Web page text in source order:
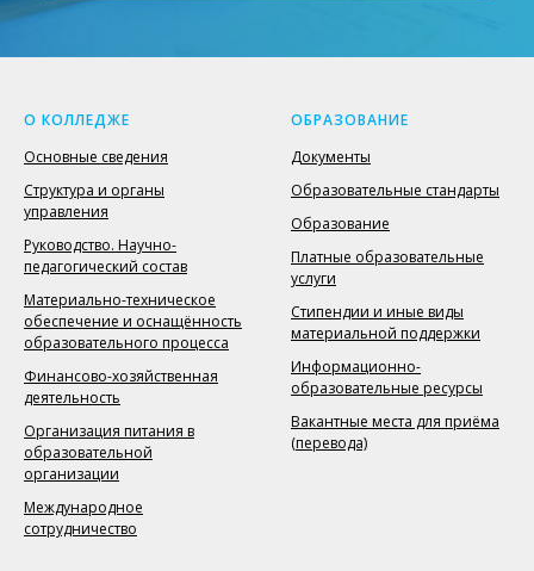
О КОЛЛЕДЖЕ
Основные сведения
Структура и органы
управления
Руководство. Научно-
педагогический состав
Материально-техническое
обеспечение и оснащённость
образовательного процесса
Финансово-хозяйственная
деятельность
Организация питания в
образовательной
организации
Международное
сотрудничество
ОБРАЗОВАНИЕ
Документы
Образовательные стандарты
Образование
Платные образовательные
услуги
Стипендии и иные виды
материальной поддержки
Информационно-
образовательные ресурсы
Вакантные места для приёма
(перевода)